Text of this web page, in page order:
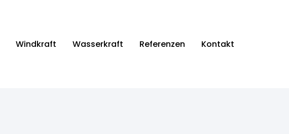
Windkraft Wasserkraft Referenzen Kontakt